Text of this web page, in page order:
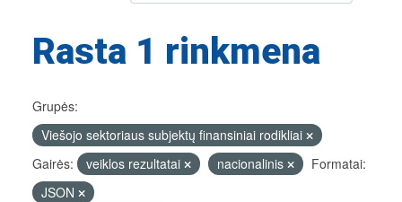
Rasta 1 rinkmena
Grupės:
Viešojo sektoriaus subjektų finansiniai rodikliai
Gairės:
veiklos rezultatai nacionalinis
Formatai:
JSON